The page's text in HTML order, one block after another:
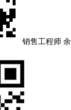
销售工程师 余